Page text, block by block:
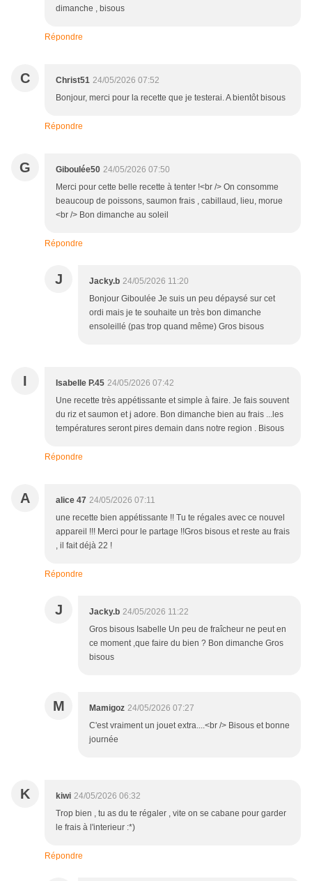
dimanche , bisous
Répondre
C Christ51 24/05/2026 07:52
Bonjour, merci pour la recette que je testerai. A bientôt bisous
Répondre
G Giboulée50 24/05/2026 07:50
Merci pour cette belle recette à tenter !<br /> On consomme
beaucoup de poissons, saumon frais , cabillaud, lieu, morue
<br /> Bon dimanche au soleil
Répondre
J Jacky.b 24/05/2026 11:20
Bonjour Giboulée Je suis un peu dépaysé sur cet
ordi mais je te souhaite un très bon dimanche
ensoleillé (pas trop quand même) Gros bisous
I Isabelle P.45 24/05/2026 07:42
Une recette très appétissante et simple à faire. Je fais souvent
du riz et saumon et j adore. Bon dimanche bien au frais ...les
températures seront pires demain dans notre region . Bisous
Répondre
A alice 47 24/05/2026 07:11
une recette bien appétissante !! Tu te régales avec ce nouvel
appareil !!! Merci pour le partage !!Gros bisous et reste au frais
, il fait déjà 22 !
Répondre
J Jacky.b 24/05/2026 11:22
Gros bisous Isabelle Un peu de fraîcheur ne peut en
ce moment ,que faire du bien ? Bon dimanche Gros
bisous
M Mamigoz 24/05/2026 07:27
C'est vraiment un jouet extra....<br /> Bisous et bonne
journée
K kiwi 24/05/2026 06:32
Trop bien , tu as du te régaler , vite on se cabane pour garder
le frais à l'interieur :*)
Répondre